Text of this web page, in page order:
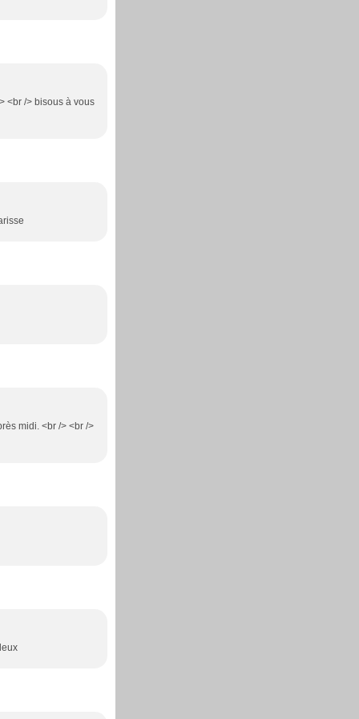
<br /> bisous à vous
midi. <br /> <br />